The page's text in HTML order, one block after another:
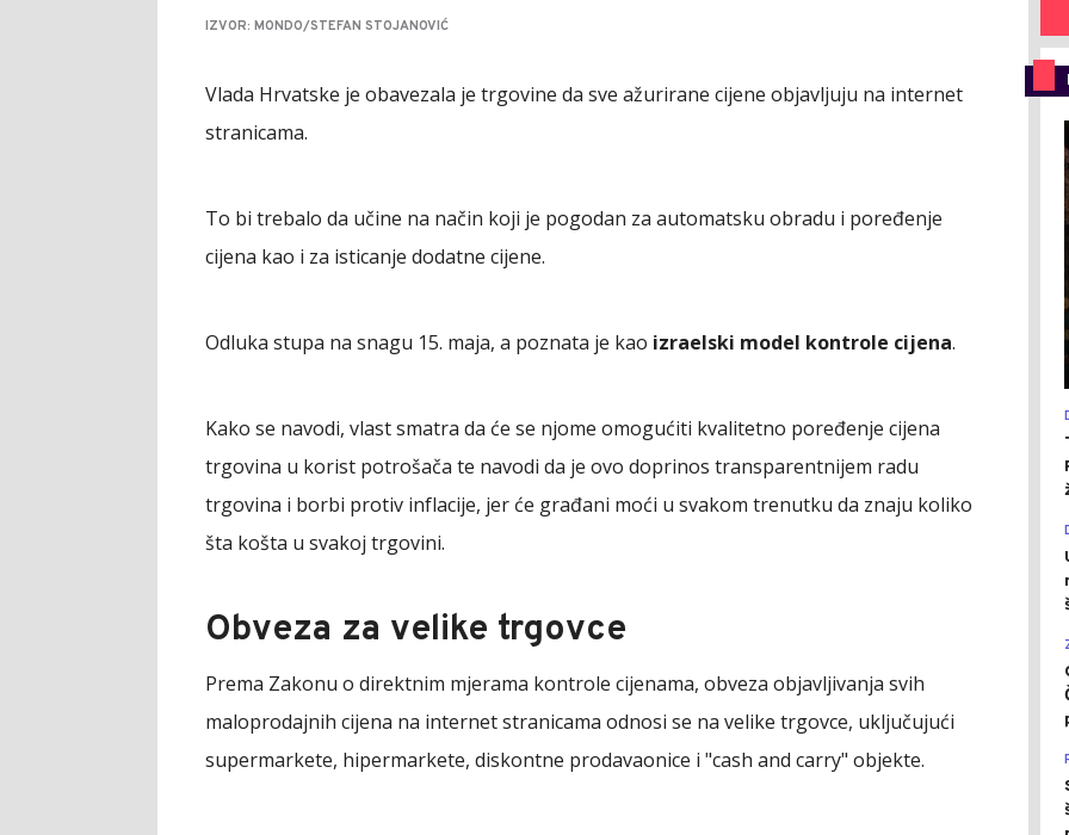
IZVOR: MONDO/STEFAN STOJANOVIĆ
Vlada Hrvatske je obavezala je trgovine da sve ažurirane cijene objavljuju na internet
stranicama.
To bi trebalo da učine na način koji je pogodan za automatsku obradu i poređenje
cijena kao i za isticanje dodatne cijene.
Odluka stupa na snagu 15. maja, a poznata je kao izraelski model kontrole cijena.
Kako se navodi, vlast smatra da će se njome omogućiti kvalitetno poređenje cijena
trgovina u korist potrošača te navodi da je ovo doprinos transparentnijem radu
trgovina i borbi protiv inflacije, jer će građani moći u svakom trenutku da znaju koliko
šta košta u svakoj trgovini.
Obveza za velike trgovce
Prema Zakonu o direktnim mjerama kontrole cijenama, obveza objavljivanja svih
maloprodajnih cijena na internet stranicama odnosi se na velike trgovce, uključujući
supermarkete, hipermarkete, diskontne prodavaonice i "cash and carry" objekte.